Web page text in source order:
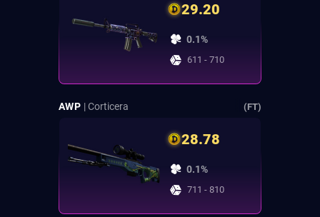
29.20
0.1%
611 - 710
AWP | Corticera (FT)
28.78
0.1%
711 - 810